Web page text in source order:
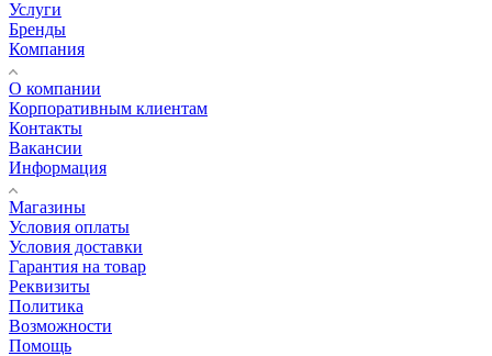
Услуги
Бренды
Компания
О компании
Корпоративным клиентам
Контакты
Вакансии
Информация
Магазины
Условия оплаты
Условия доставки
Гарантия на товар
Реквизиты
Политика
Возможности
Помощь